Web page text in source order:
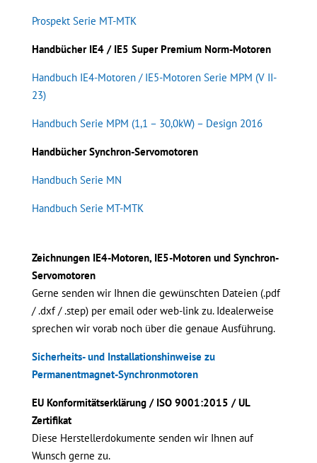
Prospekt Serie MT-MTK
Handbücher IE4 / IE5 Super Premium Norm-Motoren
Handbuch IE4-Motoren / IE5-Motoren Serie MPM (V II-
23)
Handbuch Serie MPM (1,1 – 30,0kW) – Design 2016
Handbücher Synchron-Servomotoren
Handbuch Serie MN
Handbuch Serie MT-MTK
Zeichnungen IE4-Motoren, IE5-Motoren und Synchron-
Servomotoren
Gerne senden wir Ihnen die gewünschten Dateien (.pdf
/ .dxf / .step) per email oder web-link zu. Idealerweise
sprechen wir vorab noch über die genaue Ausführung.
Sicherheits- und Installationshinweise zu
Permanentmagnet-Synchronmotoren
EU Konformitätserklärung / ISO 9001:2015 / UL
Zertifikat
Diese Herstellerdokumente senden wir Ihnen auf
Wunsch gerne zu.